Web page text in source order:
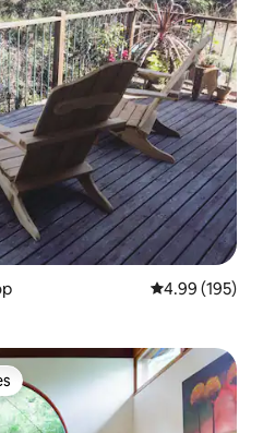
Calificación
4.99 (195)
huéspedes